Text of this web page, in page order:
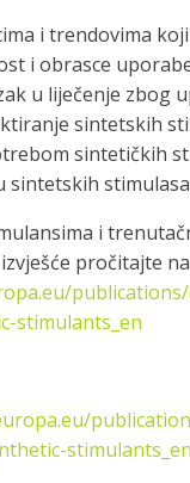
i trendovima
i obrasce
u liječenje zbog
sintetskih
sintetičkih
sintetskih stimulasa
i
pročitajte
stimulants_en
stimulants_en